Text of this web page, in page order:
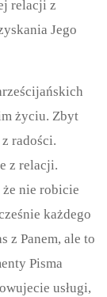
relacji z
Jego
życiu. Zbyt
radości.
z relacji.
nie robicie
każdego
z Panem, ale to
Pisma
usługi,